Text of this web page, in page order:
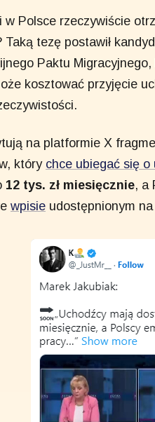
w Polsce rzeczywiście
Taką tezę postawił
Paktu
kosztować przyjęcie
na platformie X
który chce ubiegać się o
12 tys. zł miesięcznie, a
wpisie udostępnionym